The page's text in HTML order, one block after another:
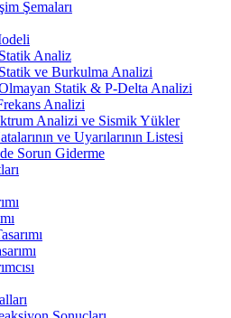
Şemaları
Analiz
ve Burkulma Analizi
Statik & P-Delta Analizi
Analizi
Analizi ve Sismik Yükler
ve Uyarılarının Listesi
Sorun Giderme